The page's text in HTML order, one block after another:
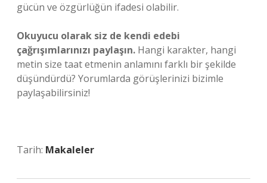
gücün ve özgürlüğün ifadesi olabilir.
Okuyucu olarak siz de kendi edebi
çağrışımlarınızı paylaşın. Hangi karakter, hangi
metin size taat etmenin anlamını farklı bir şekilde
düşündürdü? Yorumlarda görüşlerinizi bizimle
paylaşabilirsiniz!
Tarih: Makaleler